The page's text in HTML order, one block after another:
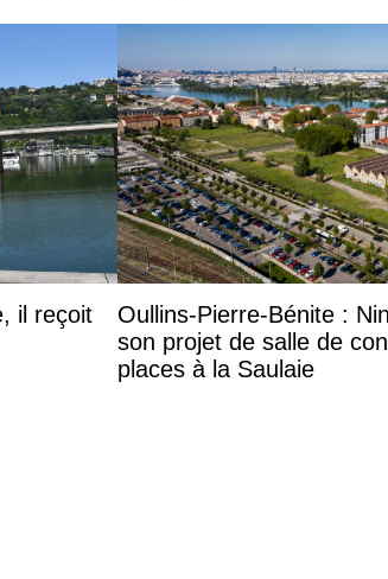
il reçoit
Oullins-Pierre-Bénite :
son projet de salle de
places à la Saulaie